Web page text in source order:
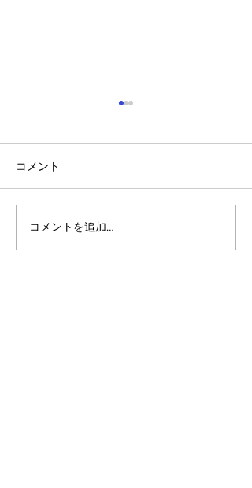
アルゴランドのポスト量
子暗号（PQC）ロードマ
コメント
コメントを追加…